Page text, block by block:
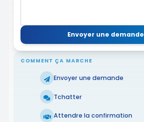
Envoyer une demande
COMMENT ÇA MARCHE
Envoyer une demande
Tchatter
Attendre la confirmation